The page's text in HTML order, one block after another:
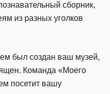
сборник,
из разных уголков
был создан ваш музей,
Команда «Моего
посетит вашу